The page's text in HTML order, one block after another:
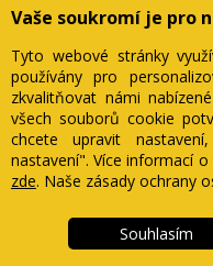
Vaše soukromí je pro
Tyto webové stránky
používány pro
zkvalitňovat námi
všech souborů cookie
chcete upravit
nastavení". Více informací
zde. Naše zásady ochrany
Souhlasím
Bezpotisku.cz
Obchodní podmínky
Vše o nákupu
Souhlas s cookies
Doprava a vracení
Kariéra